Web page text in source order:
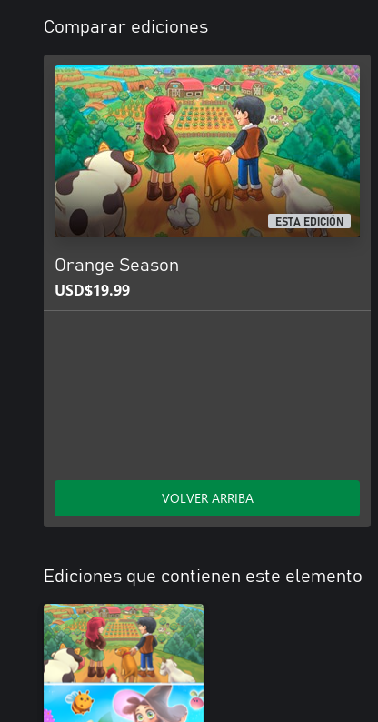
Comparar ediciones
ESTA EDICIÓN
Orange Season
USD$19.99
VOLVER ARRIBA
Ediciones que contienen este elemento